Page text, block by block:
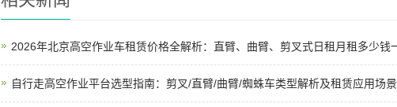
2026年北京高空作业车租赁价格全解析：直臂、曲臂、剪叉式日租月租多少钱
自行走高空作业平台选型指南：剪叉/直臂/曲臂/蜘蛛车类型解析及租赁应用场景